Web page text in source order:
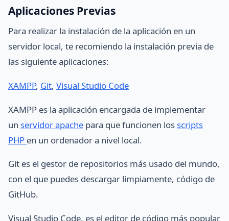
Aplicaciones Previas
Para realizar la instalación de la aplicación en un
servidor local, te recomiendo la instalación previa de
las siguiente aplicaciones:
XAMPP, Git, Visual Studio Code
XAMPP es la aplicación encargada de implementar
un servidor apache para que funcionen los scripts
PHP en un ordenador a nivel local.
Git es el gestor de repositorios más usado del mundo,
con el que puedes descargar limpiamente, código de
GitHub.
Visual Studio Code, es el editor de código más popular